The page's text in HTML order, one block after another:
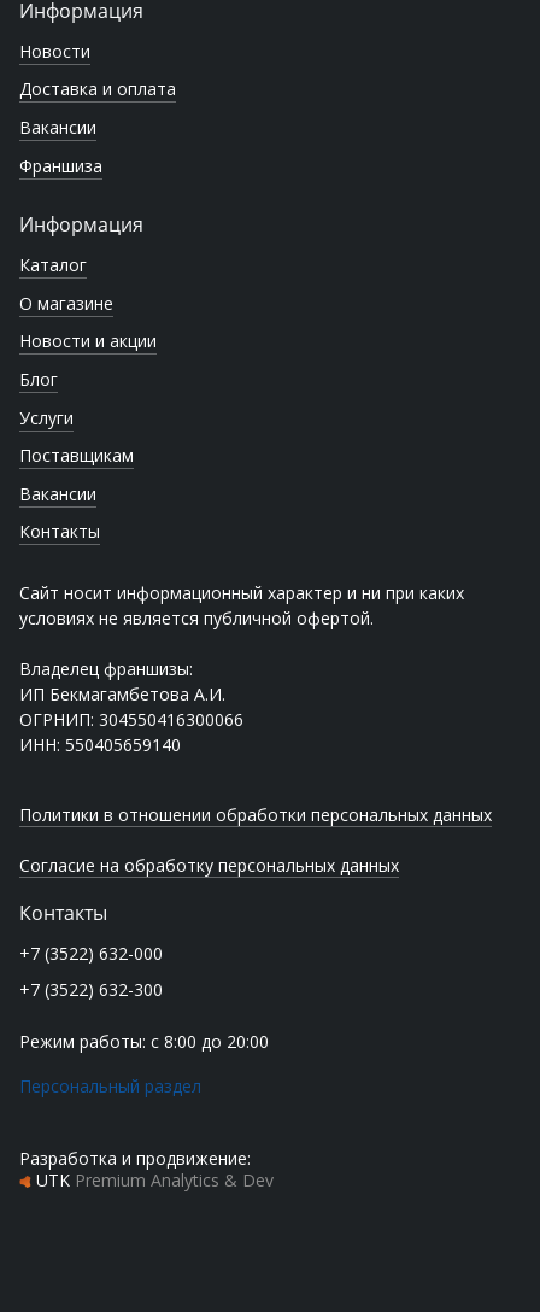
Информация
Новости
Доставка и оплата
Вакансии
Франшиза
Информация
Каталог
О магазине
Новости и акции
Блог
Услуги
Поставщикам
Вакансии
Контакты
Сайт носит информационный характер и ни при каких
условиях не является публичной офертой.
Владелец франшизы:
ИП Бекмагамбетова А.И.
ОГРНИП: 304550416300066
ИНН: 550405659140
Политики в отношении обработки персональных данных
Согласие на обработку персональных данных
Контакты
+7 (3522) 632-000
+7 (3522) 632-300
Режим работы: с 8:00 до 20:00
Персональный раздел
Разработка и продвижение:
UTK Premium Analytics & Dev